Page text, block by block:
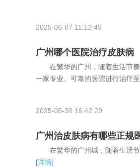
2025-06-07 11:12:49
广州哪个医院治疗皮肤病
在繁华的广州，随着生活节奏
一家专业、可靠的医院进行治疗
2025-05-30 16:42:29
广州治皮肤病有哪些正规
在繁华的广州城，随着生活节
[详情]